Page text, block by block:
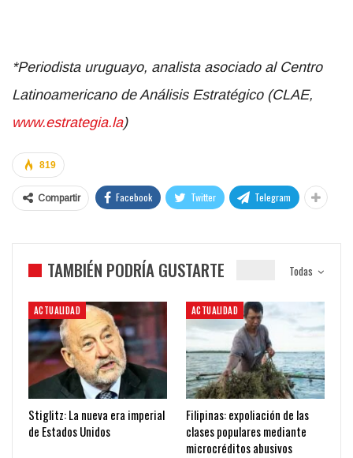
*Periodista uruguayo, analista asociado al Centro
Latinoamericano de Análisis Estratégico (CLAE,
www.estrategia.la)
819
Compartir Facebook Twitter Telegram
Todas
TAMBIÉN PODRÍA GUSTARTE
ACTUALIDAD
Stiglitz: La nueva era imperial
de Estados Unidos
ACTUALIDAD
Filipinas: expoliación de las
clases populares mediante
microcréditos abusivos